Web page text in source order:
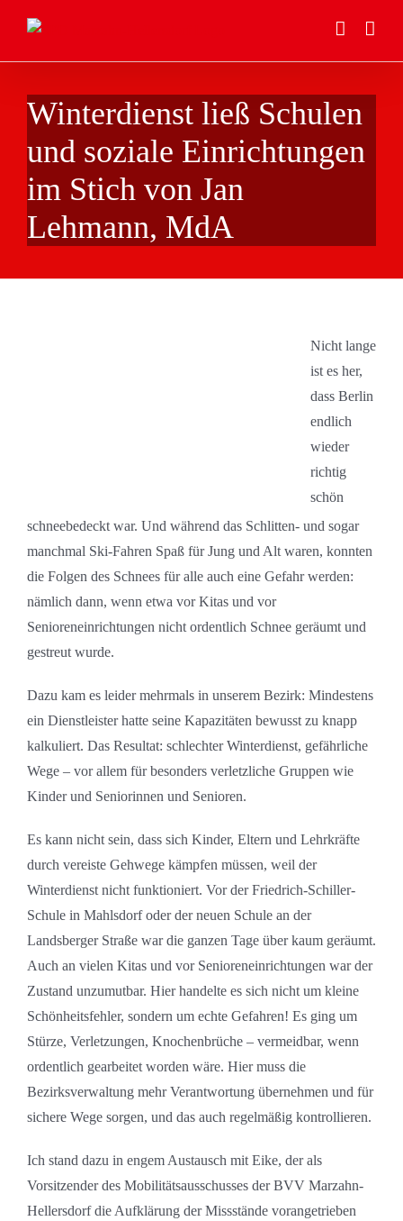
Inhalt
springen
Winterdienst ließ Schulen
und soziale Einrichtungen
im Stich von Jan
Lehmann, MdA
Nicht lange
ist es her,
dass Berlin
endlich
wieder
richtig
schön
schneebedeckt war. Und während das Schlitten- und sogar
manchmal Ski-Fahren Spaß für Jung und Alt waren, konnten
die Folgen des Schnees für alle auch eine Gefahr werden:
nämlich dann, wenn etwa vor Kitas und vor
Senioreneinrichtungen nicht ordentlich Schnee geräumt und
gestreut wurde.
Dazu kam es leider mehrmals in unserem Bezirk: Mindestens
ein Dienstleister hatte seine Kapazitäten bewusst zu knapp
kalkuliert. Das Resultat: schlechter Winterdienst, gefährliche
Wege – vor allem für besonders verletzliche Gruppen wie
Kinder und Seniorinnen und Senioren.
Es kann nicht sein, dass sich Kinder, Eltern und Lehrkräfte
durch vereiste Gehwege kämpfen müssen, weil der
Winterdienst nicht funktioniert. Vor der Friedrich-Schiller-
Schule in Mahlsdorf oder der neuen Schule an der
Landsberger Straße war die ganzen Tage über kaum geräumt.
Auch an vielen Kitas und vor Senioreneinrichtungen war der
Zustand unzumutbar. Hier handelte es sich nicht um kleine
Schönheitsfehler, sondern um echte Gefahren! Es ging um
Stürze, Verletzungen, Knochenbrüche – vermeidbar, wenn
ordentlich gearbeitet worden wäre. Hier muss die
Bezirksverwaltung mehr Verantwortung übernehmen und für
sichere Wege sorgen, und das auch regelmäßig kontrollieren.
Ich stand dazu in engem Austausch mit Eike, der als
Vorsitzender des Mobilitätsausschusses der BVV Marzahn-
Hellersdorf die Aufklärung der Missstände vorangetrieben